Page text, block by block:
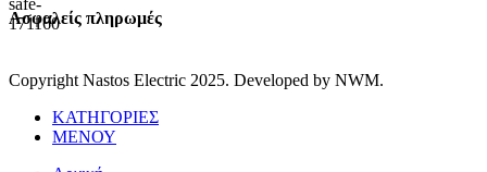
Ασφαλείς πληρωμές
Copyright Nastos Electric 2025. Developed by NWM.
ΚΑΤΗΓΟΡΙΕΣ
ΜΕΝΟΥ